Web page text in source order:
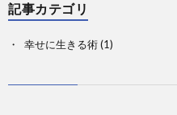
記事カテゴリ
幸せに生きる術(1)